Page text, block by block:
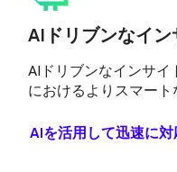
AIドリブンなイン
AIドリブンなインサ
におけるよりスマート
AIを活用して迅速に